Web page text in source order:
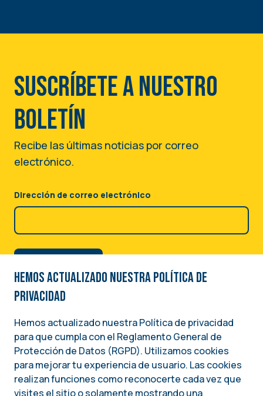
Suscríbete a nuestro
boletín
Recibe las últimas noticias por correo
electrónico.
Dirección de correo electrónico
Image
Una iniciativa del
INSTITUTO NACIONAL DEMÓCRATA PARA ASUNTOS INTERNACIONALES (NDI)
Hemos actualizado nuestra Política de
privacidad
Hemos actualizado nuestra Política de privacidad
para que cumpla con el Reglamento General de
Protección de Datos (RGPD). Utilizamos cookies
para mejorar tu experiencia de usuario. Las cookies
realizan funciones como reconocerte cada vez que
visites el sitio o solamente mostrando una